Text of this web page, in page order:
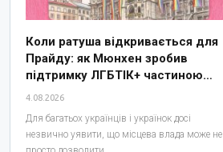
Коли ратуша відкривається для
Прайду: як Мюнхен зробив
підтримку ЛГБТІК+ частиною…
4.08.2026
Для багатьох українців і українок досі
незвично уявити, що місцева влада може не